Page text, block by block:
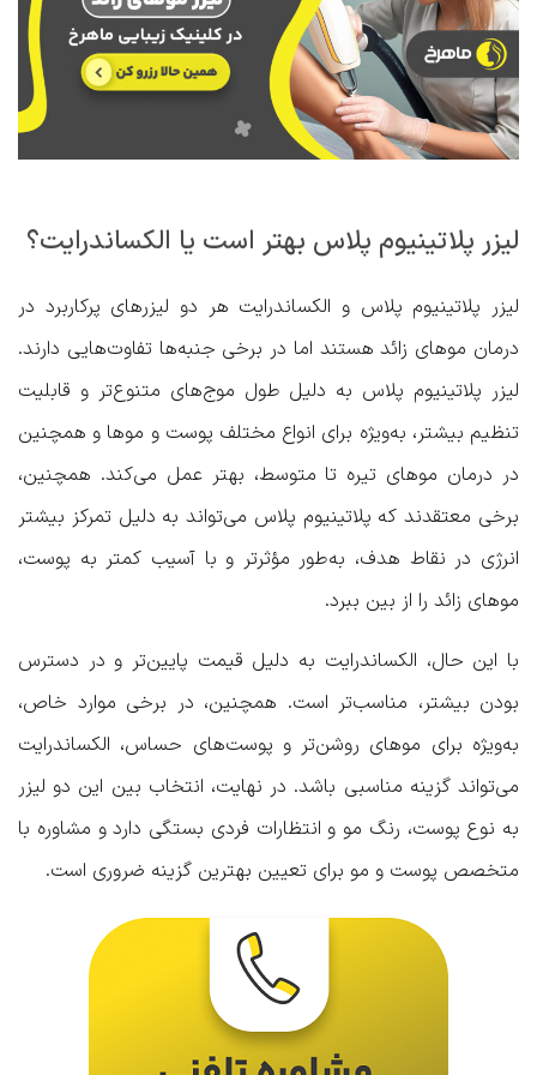
لیزر پلاتینیوم پلاس بهتر است یا الکساندرایت؟
لیزر پلاتینیوم پلاس و الکساندرایت هر دو لیزرهای پرکاربرد در
درمان موهای زائد هستند اما در برخی جنبه‌ها تفاوت‌هایی دارند.
لیزر پلاتینیوم پلاس به دلیل طول موج‌های متنوع‌تر و قابلیت
تنظیم بیشتر، به‌ویژه برای انواع مختلف پوست و موها و همچنین
در درمان موهای تیره تا متوسط، بهتر عمل می‌کند. همچنین،
برخی معتقدند که پلاتینیوم پلاس می‌تواند به دلیل تمرکز بیشتر
انرژی در نقاط هدف، به‌طور مؤثرتر و با آسیب کمتر به پوست،
موهای زائد را از بین ببرد.
با این حال، الکساندرایت به دلیل قیمت پایین‌تر و در دسترس
بودن بیشتر، مناسب‌تر است. همچنین، در برخی موارد خاص،
به‌ویژه برای موهای روشن‌تر و پوست‌های حساس، الکساندرایت
می‌تواند گزینه مناسبی باشد. در نهایت، انتخاب بین این دو لیزر
به نوع پوست، رنگ مو و انتظارات فردی بستگی دارد و مشاوره با
متخصص پوست و مو برای تعیین بهترین گزینه ضروری است.